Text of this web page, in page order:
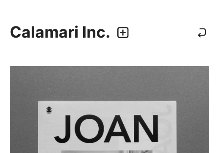
Calamari Inc.
業務内容
・グラフィックデザイン
・エディトリアルデザイン